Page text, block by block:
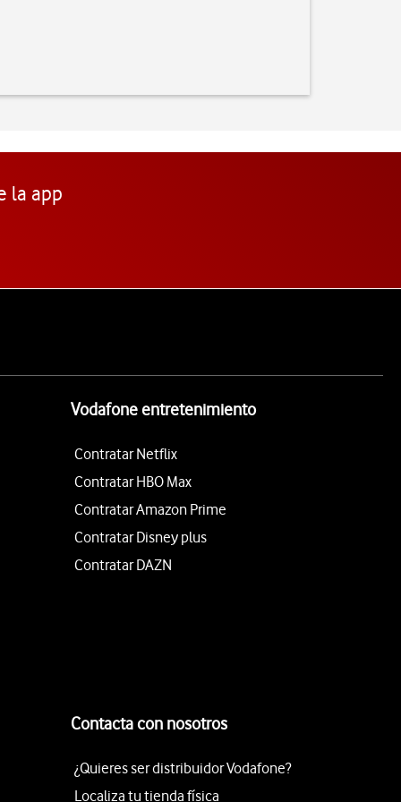
la app
Vodafone entretenimiento
Contratar Netflix
Contratar HBO Max
Contratar Amazon Prime
Contratar Disney plus
Contratar DAZN
Contacta con nosotros
¿Quieres ser distribuidor Vodafone?
Localiza tu tienda física